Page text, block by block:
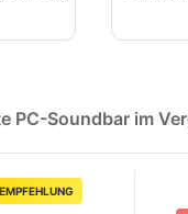
PC-Soundbar im